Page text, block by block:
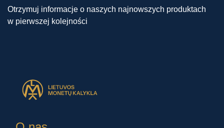
Otrzymuj informacje o naszych najnowszych produktach
w pierwszej kolejności